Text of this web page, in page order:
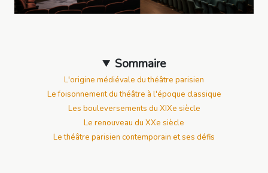
Sommaire
L'origine médiévale du théâtre parisien
Le foisonnement du théâtre à l'époque classique
Les bouleversements du XIXe siècle
Le renouveau du XXe siècle
Le théâtre parisien contemporain et ses défis